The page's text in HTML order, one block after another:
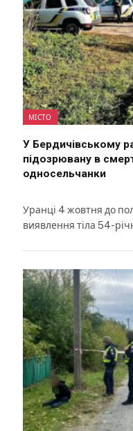
МІСТО
У Бердичівському
підозрювану в
односельчанки
Уранці 4 жовтня до
виявлення тіла 54-